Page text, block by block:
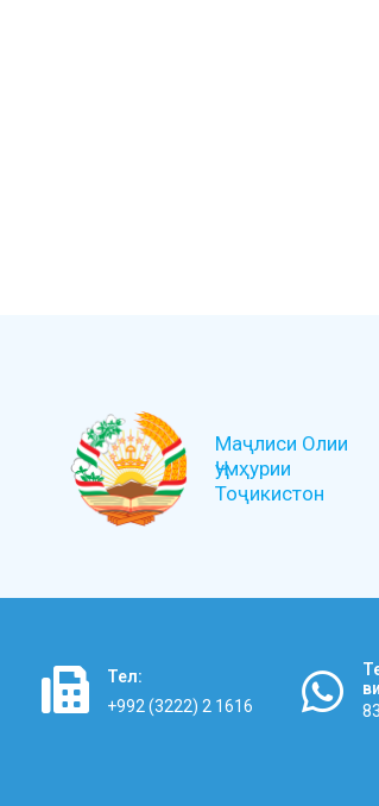
Маҷлиси Олии
Ҷумҳурии
Тоҷикистон
Тел:
+992 (3222) 2 1616